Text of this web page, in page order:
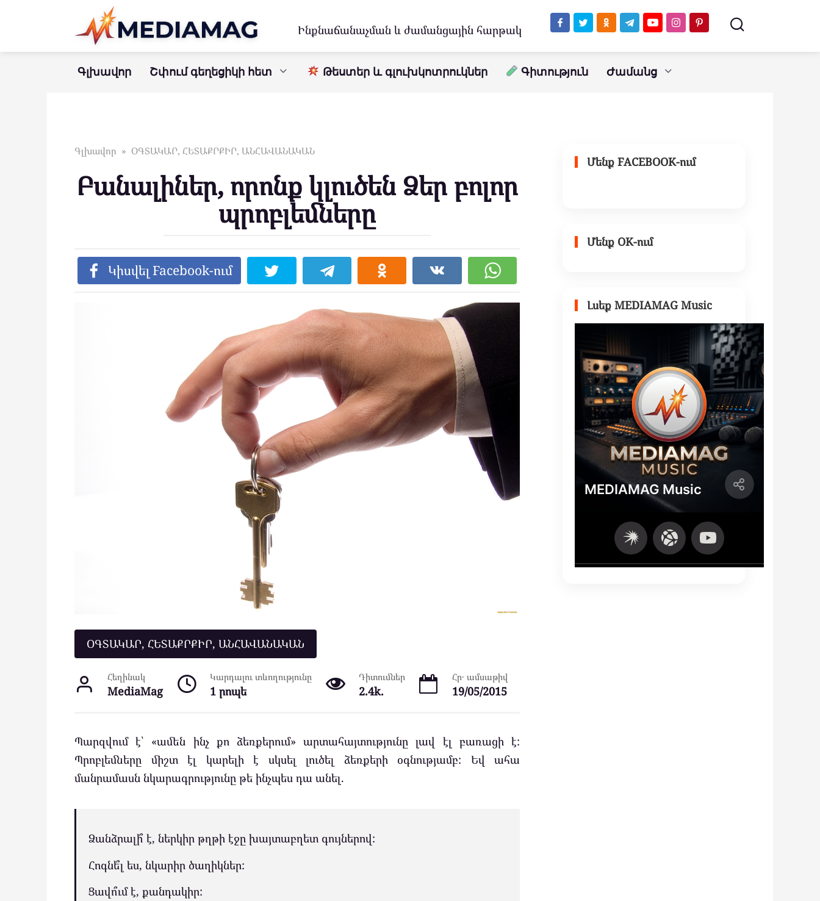
Ինքնաճանաչման և ժամանցային հարթակ
Գլխավոր Շփում գեղեցիկի հետ Թեստեր և գլուխկոտրուկներ Գիտություն Ժամանց
Գլխավոր » ՕԳՏԱԿԱՐ, ՀԵՏԱՔՐՔԻՐ, ԱՆՀԱՎԱՆԱԿԱՆ
Բանալիներ, որոնք կլուծեն Ձեր բոլոր
պրոբլեմները
Կիսվել Facebook-ում
ՕԳՏԱԿԱՐ, ՀԵՏԱՔՐՔԻՐ, ԱՆՀԱՎԱՆԱԿԱՆ
Հեղինակ
MediaMag
Կարդալու տևողությունը
1 րոպե
Դիտումներ
2.4k.
Հր․ ամսաթիվ
19/05/2015
Պարզվում է՝ «ամեն ինչ քո ձեռքերում» արտահայտությունը լավ էլ բառացի է:
Պրոբլեմները միշտ էլ կարելի է սկսել լուծել ձեռքերի օգնությամբ: Եվ ահա
մանրամասն նկարագրությունը թե ինչպես դա անել.
Ձանձրալի՞ է, ներկիր թղթի էջը խայտաբղետ գույներով:
Հոգնե՞լ ես, նկարիր ծաղիկներ:
Ցավո՞ւմ է, քանդակիր:
Մենք FACEBOOK-ում
Մենք OK-ում
Լսեք MEDIAMAG Music